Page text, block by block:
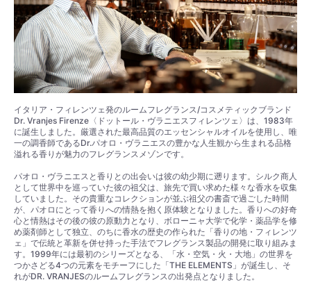
イタリア・フィレンツェ発のルームフレグランス/コスメティックブランド
Dr. Vranjes Firenze〈ドットール・ヴラニエスフィレンツェ〉は、1983年
に誕生しました。厳選された最高品質のエッセンシャルオイルを使用し、唯
一の調香師であるDr.パオロ・ヴラニエスの豊かな人生観から生まれる品格
溢れる香りが魅力のフレグランスメゾンです。
パオロ・ヴラニエスと香りとの出会いは彼の幼少期に遡ります。シルク商人
として世界中を巡っていた彼の祖父は、旅先で買い求めた様々な香水を収集
していました。その貴重なコレクションが並ぶ祖父の書斎で過ごした時間
が、パオロにとって香りへの情熱を抱く原体験となりました。香りへの好奇
心と情熱はその後の彼の原動力となり、ボローニャ大学で化学・薬品学を修
め薬剤師として独立、のちに香水の歴史の作られた「香りの地・フィレンツ
ェ」で伝統と革新を併せ持った手法でフレグランス製品の開発に取り組みま
す。1999年には最初のシリーズとなる、「水・空気・火・大地」の世界を
つかさどる4つの元素をモチーフにした「THE ELEMENTS」が誕生し、そ
れがDR. VRANJESのルームフレグランスの出発点となりました。